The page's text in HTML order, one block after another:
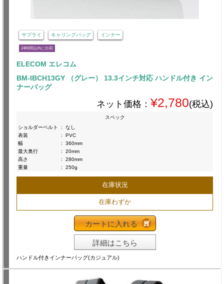
サプライ キャリングバッグ インナー
24時間以内に出荷
ELECOM エレコム
BM-IBCH13GY （グレー） 13.3インチ対応 ハンドル付き イン
ナーバッグ
ネット価格： ¥2,780(税込)
スペック
ショルダーベルト
:
なし
表装
:
PVC
幅
:
360mm
最大奥行
:
20mm
高さ
:
280mm
重量
: 250g
在庫状況
在庫わずか
カートに入れる
詳細はこちら
ハンドル付きインナーバッグ(カジュアル)